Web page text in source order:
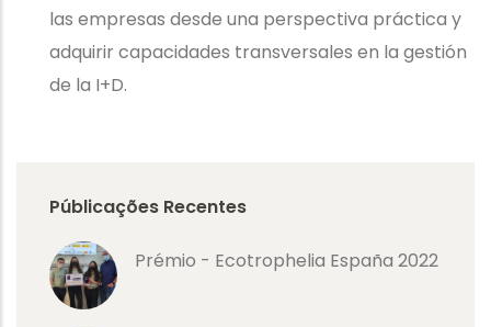
las empresas desde una perspectiva práctica y
adquirir capacidades transversales en la gestión
de la I+D.
Públicações Recentes
Prémio - Ecotrophelia España 2022